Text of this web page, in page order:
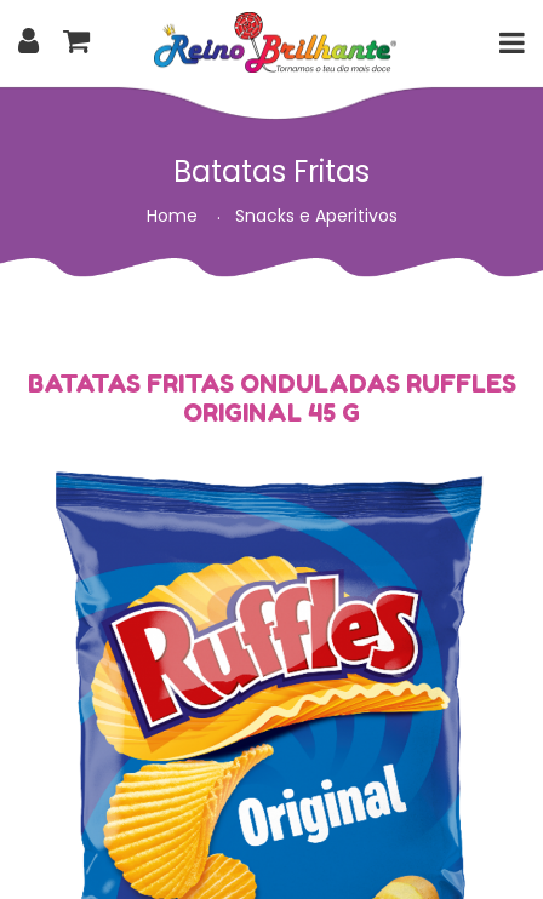
Batatas Fritas
Home Snacks e Aperitivos
BATATAS FRITAS ONDULADAS RUFFLES
ORIGINAL 45 G